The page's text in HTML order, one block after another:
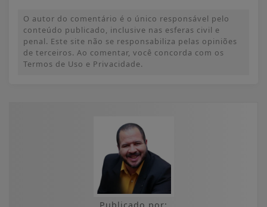
O autor do comentário é o único responsável pelo
conteúdo publicado, inclusive nas esferas civil e
penal. Este site não se responsabiliza pelas opiniões
de terceiros. Ao comentar, você concorda com os
Termos de Uso e Privacidade.